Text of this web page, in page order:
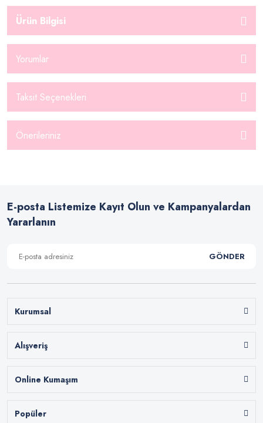
Ürün Bilgisi
Yorumlar
Taksit Seçenekleri
Önerileriniz
E-posta Listemize Kayıt Olun ve Kampanyalardan
Yararlanın
GÖNDER
Kurumsal
Alışveriş
Online Kumaşım
Popüler